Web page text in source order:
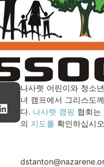
나사렛 어린이와 청소
녀 캠프에서 그리스도
다. 나사렛 캠핑 협회는
의 지도를 확인하십시